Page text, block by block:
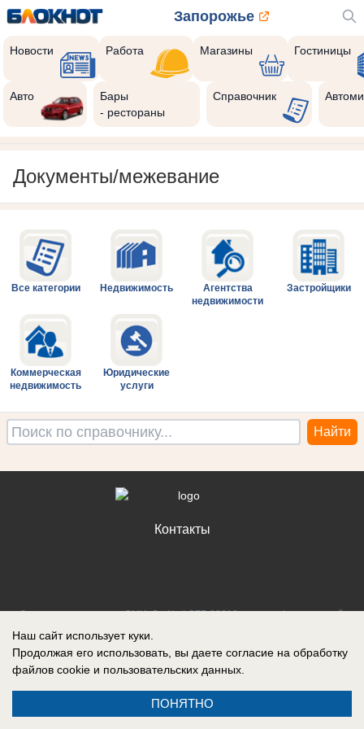
Запорожье
Новости Работа Магазины Гостиницы
Авто
Бары
- рестораны
Справочник
Документы/межевание
Все категории Недвижимость
Агентства
недвижимости
Застройщики
Коммерческая
недвижимость
Юридические
услуги
Контакты
Запись о регистрации СМИ: Эл № ФС77-88610, выдано Федеральной
массовых коммуникаций (Роскомнадзор) 05 ноября 2024 г.
Наш сайт использует куки.
Продолжая его использовать, вы даете согласие на обработку
файлов cookie и пользовательских данных.
ПОНЯТНО